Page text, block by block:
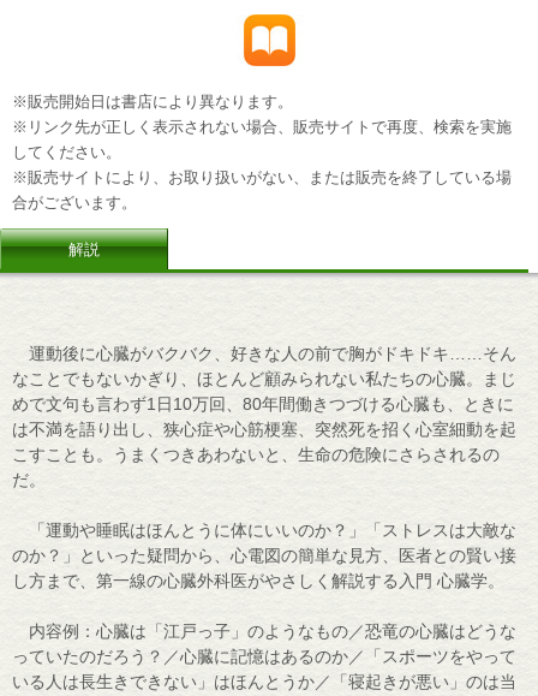
※販売開始日は書店により異なります。
※リンク先が正しく表示されない場合、販売サイトで再度、検索を実施
してください。
※販売サイトにより、お取り扱いがない、または販売を終了している場
合がございます。
解説
運動後に心臓がバクバク、好きな人の前で胸がドキドキ……そん
なことでもないかぎり、ほとんど顧みられない私たちの心臓。まじ
めで文句も言わず1日10万回、80年間働きつづける心臓も、ときに
は不満を語り出し、狭心症や心筋梗塞、突然死を招く心室細動を起
こすことも。うまくつきあわないと、生命の危険にさらされるの
だ。
「運動や睡眠はほんとうに体にいいのか？」「ストレスは大敵な
のか？」といった疑問から、心電図の簡単な見方、医者との賢い接
し方まで、第一線の心臓外科医がやさしく解説する入門 心臓学。
内容例：心臓は「江戸っ子」のようなもの／恐竜の心臓はどうな
っていたのだろう？／心臓に記憶はあるのか／「スポーツをやって
いる人は長生きできない」はほんとうか／「寝起きが悪い」のは当